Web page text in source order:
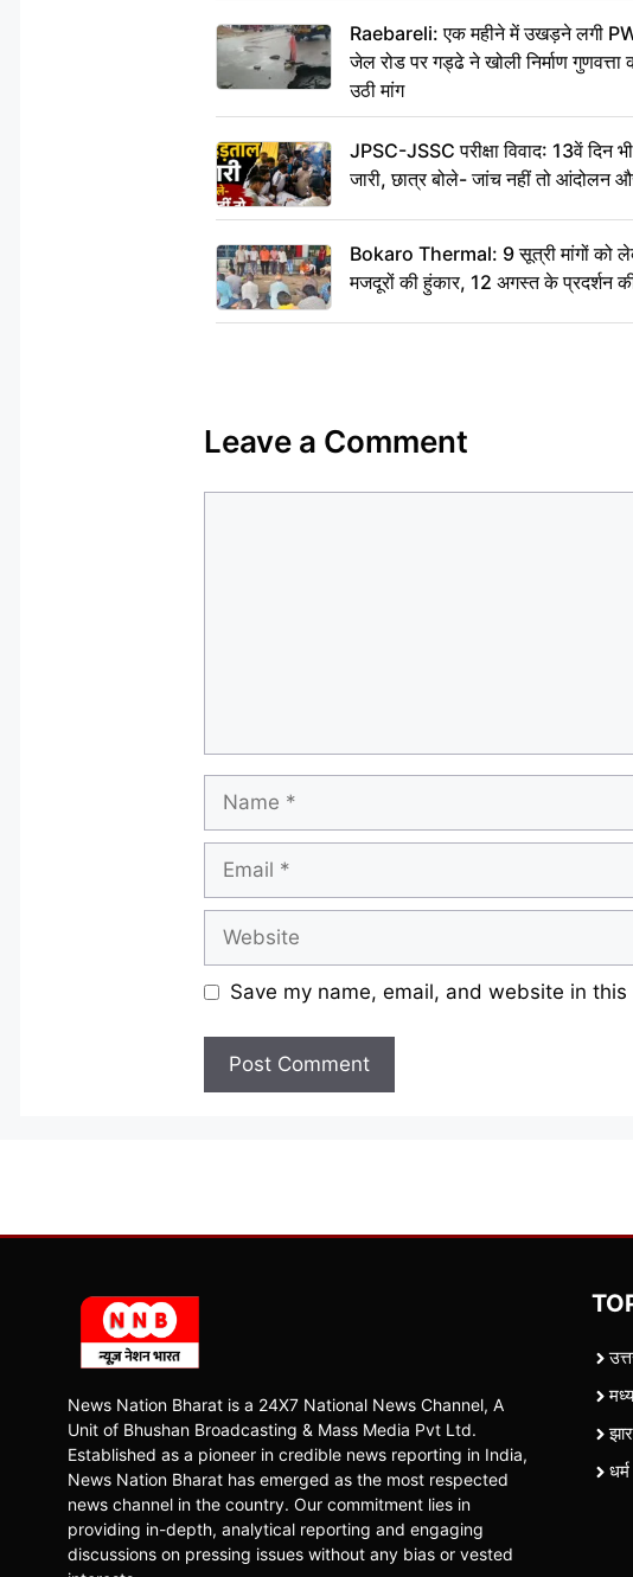
Raebareli: एक महीने में उखड़ने लगी
जेल रोड पर गड्ढे ने खोली निर्माण
उठी मांग
JPSC-JSSC परीक्षा विवाद: 13वें दिन
जारी, छात्र बोले- जांच नहीं तो आंदोलन
Bokaro Thermal: 9 सूत्री मांगों को
मजदूरों की हुंकार, 12 अगस्त के प्रदर्शन
Leave a Comment
Save my name, email, and website in
News Nation Bharat is a 24X7 National News Channel, A
Unit of Bhushan Broadcasting & Mass Media Pvt Ltd.
Established as a pioneer in credible news reporting in India,
News Nation Bharat has emerged as the most respected
news channel in the country. Our commitment lies in
providing in-depth, analytical reporting and engaging
discussions on pressing issues without any bias or vested
धर्म